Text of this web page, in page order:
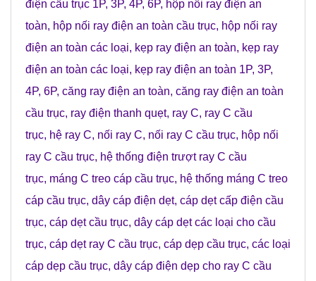
điện cầu trục 1P, 3P, 4P, 6P, hộp nối ray điện an
toàn, hộp nối ray điện an toàn cầu trục, hộp nối ray
điện an toàn các loại, kẹp ray điện an toàn, kẹp ray
điện an toàn các loại, kẹp ray điện an toàn 1P, 3P,
4P, 6P, căng ray điện an toàn, căng ray điện an toàn
cầu trục, ray điện thanh quẹt, ray C, ray C cầu
trục, hệ ray C, nối ray C, nối ray C cầu trục, hộp nối
ray C cầu trục, hệ thống điện trượt ray C cầu
trục, máng C treo cáp cầu trục, hệ thống máng C treo
cáp cầu trục, dây cáp điện dẹt, cáp dẹt cấp điện cầu
trục, cáp dẹt cầu trục, dây cáp dẹt các loại cho cầu
trục, cáp dẹt ray C cầu trục, cáp dẹp cầu trục, các loại
cáp dẹp cầu trục, dây cáp điện dẹp cho ray C cầu